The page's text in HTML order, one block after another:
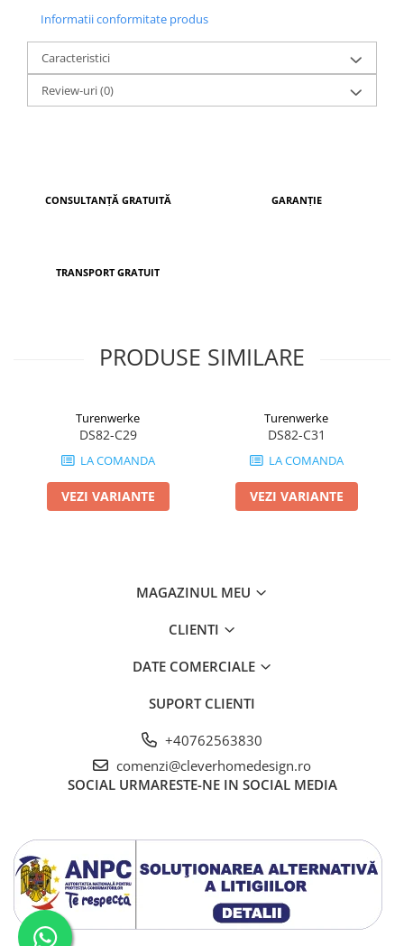
Informatii conformitate produs
Caracteristici
Review-uri(0)
CONSULTANȚĂ GRATUITĂ GARANȚIE
TRANSPORT GRATUIT
PRODUSE SIMILARE
Turenwerke
DS82-C29
LA COMANDA
VEZI VARIANTE
Turenwerke
DS82-C31
LA COMANDA
VEZI VARIANTE
MAGAZINUL MEU
CLIENTI
DATE COMERCIALE
SUPORT CLIENTI
+40762563830
comenzi@cleverhomedesign.ro
SOCIAL URMARESTE-NE IN SOCIAL MEDIA